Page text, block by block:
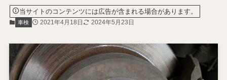
当サイトのコンテンツには広告が含まれる場合があります。
車検 2021年4月18日 2024年5月23日